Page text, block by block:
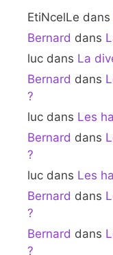
EtiNcelLe dans
Bernard dans
luc dans La
Bernard dans
?
luc dans Les
Bernard dans
?
luc dans Les
Bernard dans
?
Bernard dans
?